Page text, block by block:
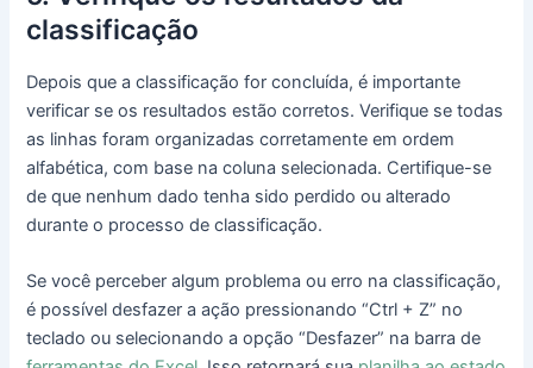
classificação
Depois que a classificação for concluída, é importante
verificar se os resultados estão corretos. Verifique se todas
as linhas foram organizadas corretamente em ordem
alfabética, com base na coluna selecionada. Certifique-se
de que nenhum dado tenha sido perdido ou alterado
durante o processo de classificação.
Se você perceber algum problema ou erro na classificação,
é possível desfazer a ação pressionando “Ctrl + Z” no
teclado ou selecionando a opção “Desfazer” na barra de